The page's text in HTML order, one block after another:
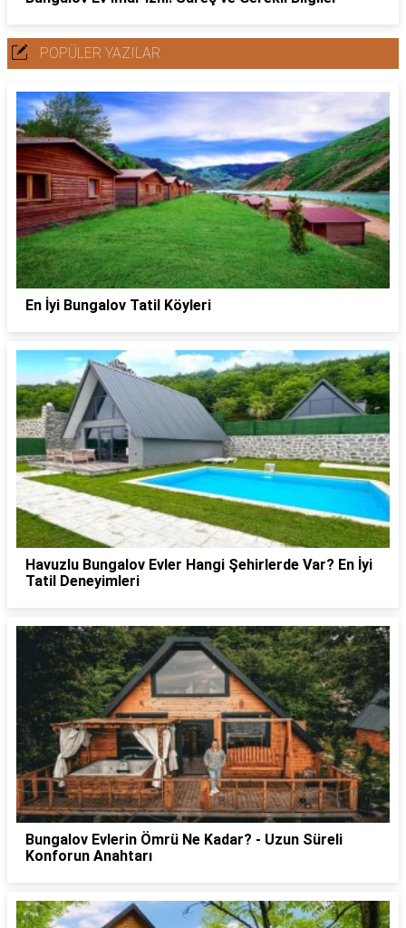
POPÜLER YAZILAR
En İyi Bungalov Tatil Köyleri
Havuzlu Bungalov Evler Hangi Şehirlerde Var? En İyi
Tatil Deneyimleri
Bungalov Evlerin Ömrü Ne Kadar? - Uzun Süreli
Konforun Anahtarı